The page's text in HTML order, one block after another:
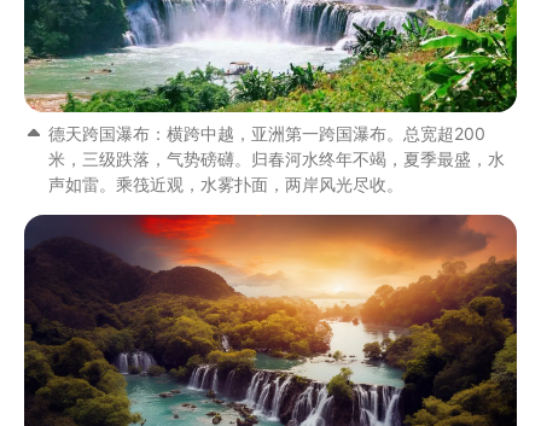
德天跨国瀑布：横跨中越，亚洲第一跨国瀑布。总宽超200
米，三级跌落，气势磅礴。归春河水终年不竭，夏季最盛，水
声如雷。乘筏近观，水雾扑面，两岸风光尽收。